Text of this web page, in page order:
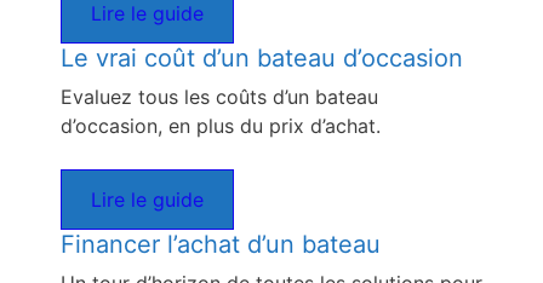
Lire le guide
Le vrai coût d’un bateau d’occasion
Evaluez tous les coûts d’un bateau
d’occasion, en plus du prix d’achat.
Lire le guide
Financer l’achat d’un bateau